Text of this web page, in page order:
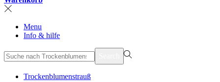
Menu
Info & hilfe
suchen
nach>
Trockenblumenstrauß